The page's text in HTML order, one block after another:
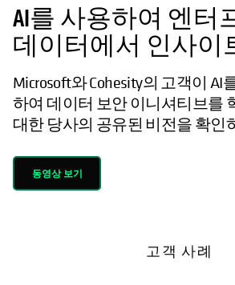
AI를 사용하여 엔터
데이터에서 인사이
Microsoft와 Cohesity의 고객이 AI
하여 데이터 보안 이니셔티브를
대한 당사의 공유된 비전을 확인
동영상 보기
고객 사례